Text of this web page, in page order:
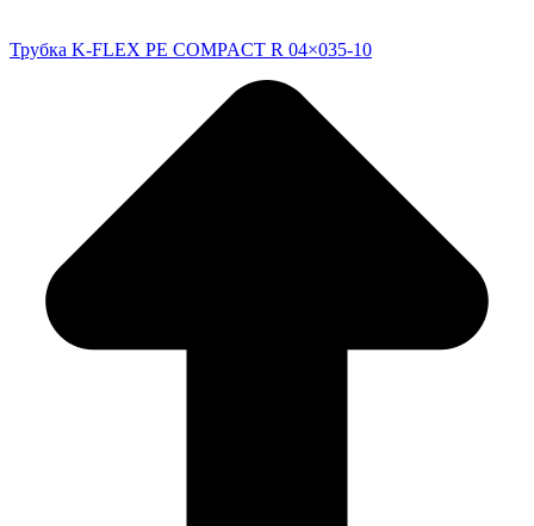
Трубка K-FLEX PE COMPACT R 04×035-10